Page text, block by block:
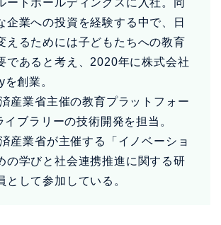
トホールディングスに入社。同
企業への投資を経験する中で、日
えるためには子どもたちへの教育
であると考え、2020年に株式会社
創業。
産業省主催の教育プラットフォー
イブラリーの技術開発を担当。
産業省が主催する「イノベーショ
の学びと社会連携推進に関する研
として参加している。